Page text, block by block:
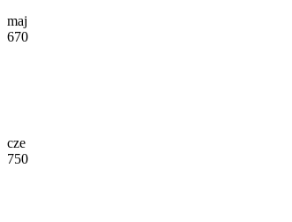
maj
670
cze
750